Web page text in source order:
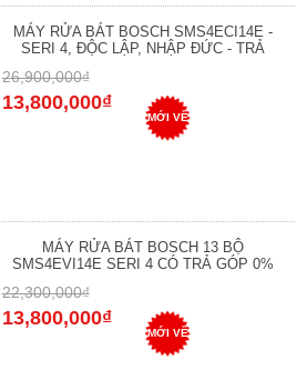
MÁY RỬA BÁT BOSCH SMS4ECI14E -
SERI 4, ĐỘC LẬP, NHẬP ĐỨC - TRẢ
26,900,000₫
13,800,000₫
MỚI VỀ
MÁY RỬA BÁT BOSCH 13 BỘ
SMS4EVI14E SERI 4 CÓ TRẢ GÓP 0%
22,300,000₫
13,800,000₫
MỚI VỀ